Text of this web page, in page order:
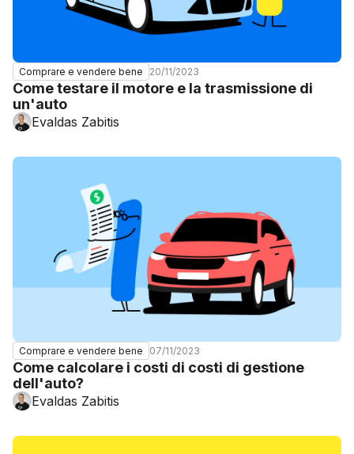
Comprare e vendere bene 20/11/2023
Come testare il motore e la trasmissione di
un'auto
Evaldas Zabitis
Comprare e vendere bene 07/11/2023
Come calcolare i costi di costi di gestione
dell'auto?
Evaldas Zabitis